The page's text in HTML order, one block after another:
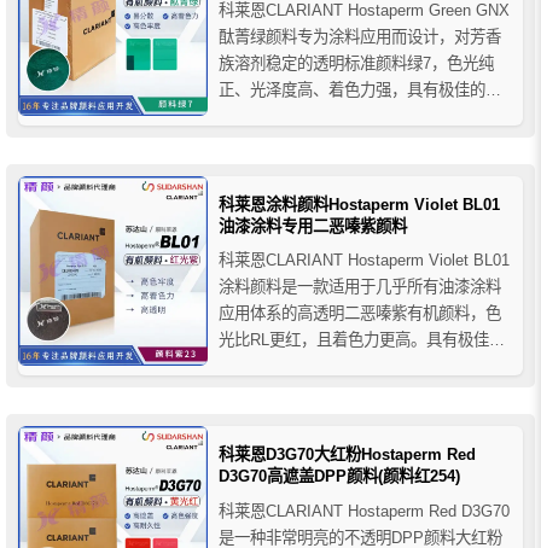
科莱恩CLARIANT Hostaperm Green GNX
酞菁绿颜料专为涂料应用而设计，对芳香
族溶剂稳定的透明标准颜料绿7，色光纯
正、光泽度高、着色力强，具有极佳的耐
漆、工业涂料(通用)、装饰涂料、粉末涂料
等。
科莱恩涂料颜料Hostaperm Violet BL01
油漆涂料专用二恶嗪紫颜料
科莱恩CLARIANT Hostaperm Violet BL01
涂料颜料是一款适用于几乎所有油漆涂料
应用体系的高透明二恶嗪紫有机颜料，色
光比RL更红，且着色力更高。具有极佳的
科莱恩D3G70大红粉Hostaperm Red
D3G70高遮盖DPP颜料(颜料红254)
科莱恩CLARIANT Hostaperm Red D3G70
是一种非常明亮的不透明DPP颜料大红粉